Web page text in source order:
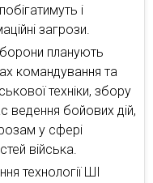
і
загрози.
планують
командування та
техніки, збору
ведення бойових дій,
у сфері
війська.
технології ШІ